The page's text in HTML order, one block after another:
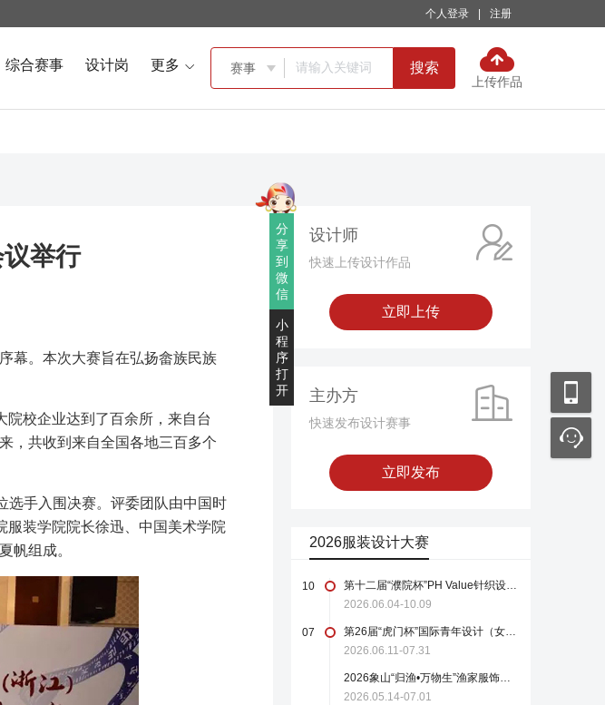
个人登录 注册
综合赛事 设计岗 更多  赛事  搜索
上传作品
分
享
到
微
信
小
程
序
打
开
举行
幕。本次大赛旨在弘扬畲族民族
院校企业达到了百余所，来自台
，共收到来自全国各地三百多个
选手入围决赛。评委团队由中国时
服装学院院长徐迅、中国美术学院
帆组成。
设计师
快速上传设计作品
立即上传
主办方
快速发布设计赛事
立即发布
2026服装设计大赛
10
第十二届“濮院杯”PH Value针织设计师大赛
2026.06.04-10.09
07
第26届“虎门杯”国际青年设计（女装）大赛
2026.06.11-07.31
2026象山“归渔•万物生”渔家服饰设计大赛
2026.05.14-07.01